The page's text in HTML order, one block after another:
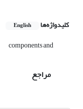
کلیدواژه‌ها English
components and
مراجع